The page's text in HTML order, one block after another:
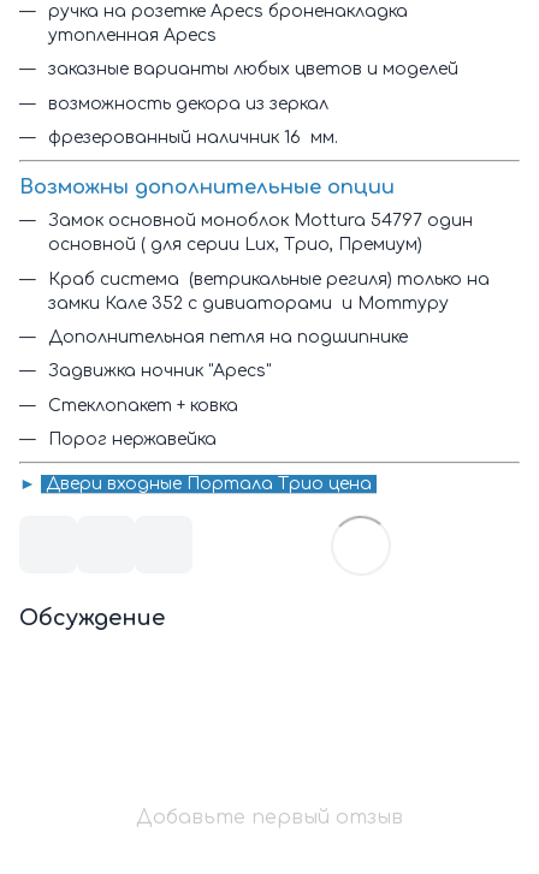
ручка на розетке Apecs броненакладка
утопленная Apecs
заказные варианты любых цветов и моделей
возможность декора из зеркал
фрезерованный наличник 16 мм.
Возможны дополнительные опции
Замок основной моноблок Mottura 54797 один
основной ( для серии Lux, Трио, Премиум)
Краб система (ветрикальные региля) только на
замки Кале 352 с дивиаторами и Моттуру
Дополнительная петля на подшипнике
Задвижка ночник "Apecs"
Стеклопакет + ковка
Порог нержавейка
► Двери входные Портала Трио цена
Обсуждение
Добавьте первый отзыв